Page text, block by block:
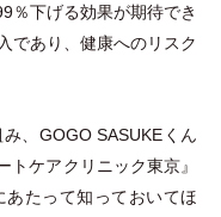
％下げる効果が期待でき
であり、健康へのリスク
、GOGO SASUKEくん
ケアクリニック東京』
あたって知っておいてほ